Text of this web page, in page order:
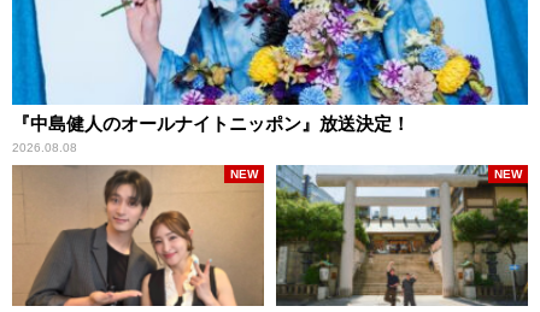
『中島健人のオールナイトニッポン』放送決定！
2026.08.08
NEW NEW